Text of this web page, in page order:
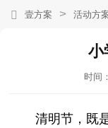
壹方案 > 活动方
小
时间：
清明节，既